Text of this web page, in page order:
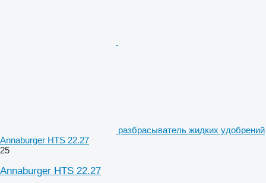
разбрасыватель жидких удобрений
Annaburger HTS 22.27
25
Annaburger HTS 22.27